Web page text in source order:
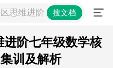
思维进阶七年级数学核心
搜文档
进阶七年级数学核
训及解析